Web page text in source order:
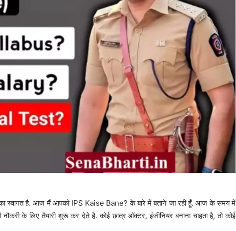
है. आज मैं आपको IPS Kaise Bane? के बारे में बताने जा रही हूँ. आज के समय में
नौकरी के लिए तैयारी शुरू कर देते है. कोई छात्र डॉक्टर, इंजीनियर बनाना चाहता है, तो कोई